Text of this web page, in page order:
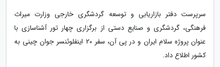
سرپرست دفتر بازاریابی و توسعه گردشگری خارجی وزارت میراث
فرهنگی، گردشگری و صنایع دستی از برگزاری چهار تور آشناسازی با
عنوان پروژه سلام ایران و در پی آن، سفر 20 اینفلوئنسر جوان چینی به
کشور اطلاع داد.